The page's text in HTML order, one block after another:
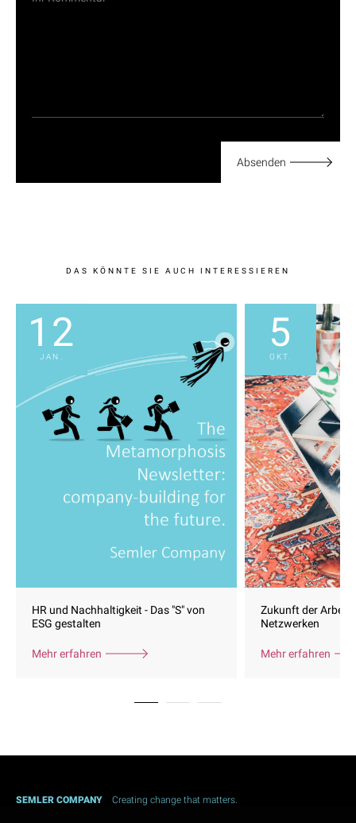
Absenden
DAS KÖNNTE SIE AUCH INTERESSIEREN
12
JAN.
HR und Nachhaltigkeit - Das "S" von
ESG gestalten
Mehr erfahren
5
OKT.
Zukunft der Arbeit
Netzwerken
Mehr erfahren
SEMLER COMPANY Creating change that matters.